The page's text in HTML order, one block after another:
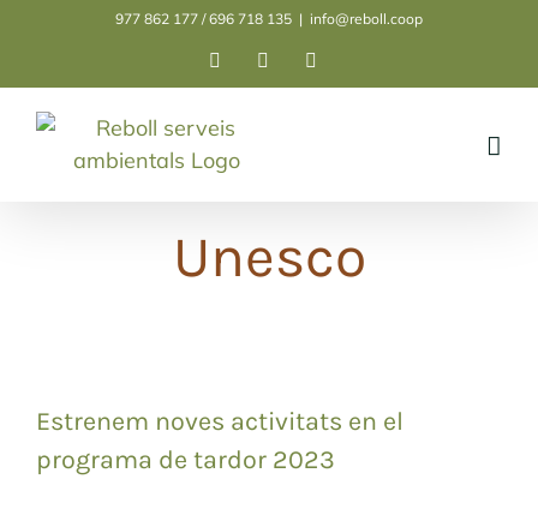
977 862 177 / 696 718 135 | info@reboll.coop
FacebookInstagram
Unesco
Estrenem noves activitats en el
programa de tardor 2023